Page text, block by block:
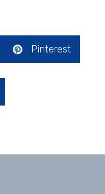
Pinterest